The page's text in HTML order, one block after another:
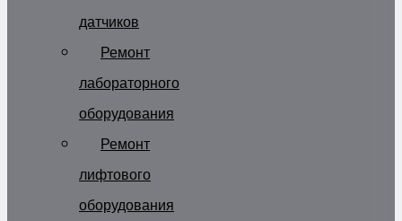
датчиков
Ремонт
лабораторного
оборудования
Ремонт
лифтового
оборудования